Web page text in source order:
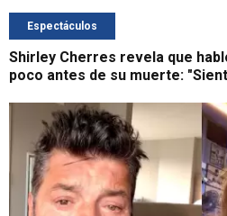
Espectáculos
Shirley Cherres revela que
poco antes de su muerte: